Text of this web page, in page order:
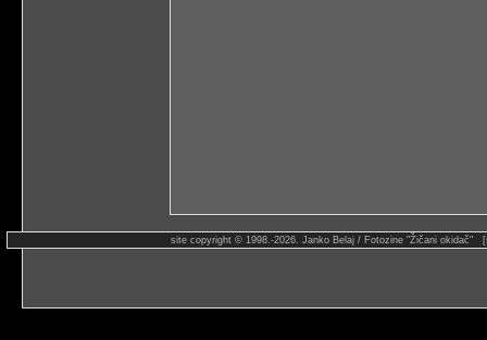
site copyright © 1998.-2026. Janko Belaj / Fotozine "Žičani okidač"